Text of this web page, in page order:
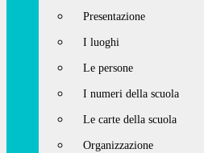
Presentazione
I luoghi
Le persone
I numeri della scuola
Le carte della scuola
Organizzazione